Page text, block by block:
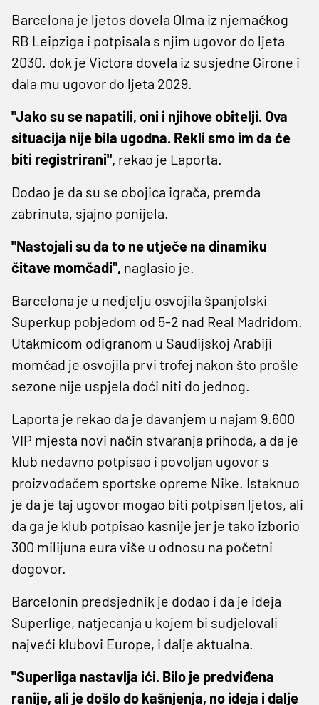
Barcelona je ljetos dovela Olma iz njemačkog
RB Leipziga i potpisala s njim ugovor do ljeta
2030. dok je Victora dovela iz susjedne Girone i
dala mu ugovor do ljeta 2029.
"Jako su se napatili, oni i njihove obitelji. Ova
situacija nije bila ugodna. Rekli smo im da će
biti registrirani", rekao je Laporta.
Dodao je da su se obojica igrača, premda
zabrinuta, sjajno ponijela.
"Nastojali su da to ne utječe na dinamiku
čitave momčadi", naglasio je.
Barcelona je u nedjelju osvojila španjolski
Superkup pobjedom od 5-2 nad Real Madridom.
Utakmicom odigranom u Saudijskoj Arabiji
momčad je osvojila prvi trofej nakon što prošle
sezone nije uspjela doći niti do jednog.
Laporta je rekao da je davanjem u najam 9.600
VIP mjesta novi način stvaranja prihoda, a da je
klub nedavno potpisao i povoljan ugovor s
proizvođačem sportske opreme Nike. Istaknuo
je da je taj ugovor mogao biti potpisan ljetos, ali
da ga je klub potpisao kasnije jer je tako izborio
300 milijuna eura više u odnosu na početni
dogovor.
Barcelonin predsjednik je dodao i da je ideja
Superlige, natjecanja u kojem bi sudjelovali
najveći klubovi Europe, i dalje aktualna.
"Superliga nastavlja ići. Bilo je predviđena
ranije, ali je došlo do kašnjenja, no ideja i dalje